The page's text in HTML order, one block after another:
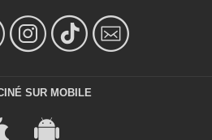
SUR MOBILE